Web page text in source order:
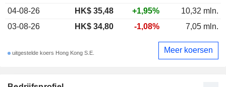
04-08-26
HK$ 35,48 +1,95%
10,32 mln.
03-08-26
HK$ 34,80 -1,08% 7,05 mln.
uitgestelde koers Hong Kong S.E. Meer koersen